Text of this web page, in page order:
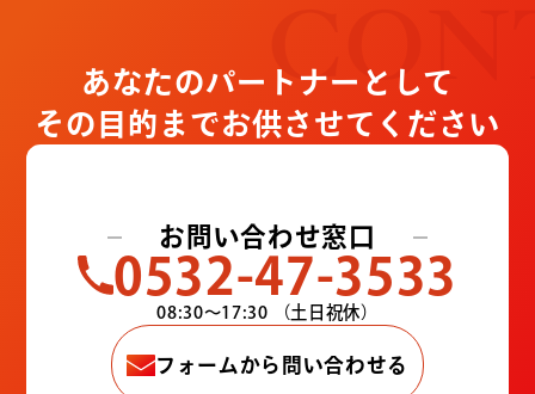
あなたのパートナーとして
その目的までお供させてください
お問い合わせ窓口
0532-47-3533
08:30〜17:30 （土日祝休）
フォームから問い合わせる